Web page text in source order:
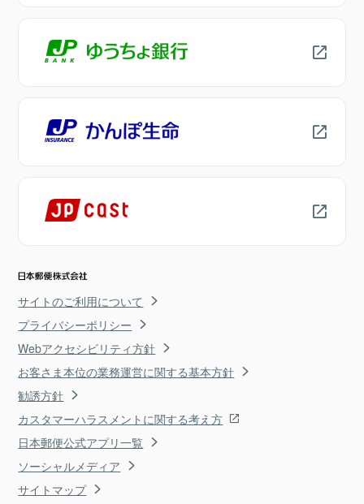
サイトのご利用について
プライバシーポリシー
Webアクセシビリティ方針
お客さま本位の業務運営に関する基本方針
勧誘方針
カスタマーハラスメントに関する考え方
日本郵便公式アプリ一覧
ソーシャルメディア
サイトマップ